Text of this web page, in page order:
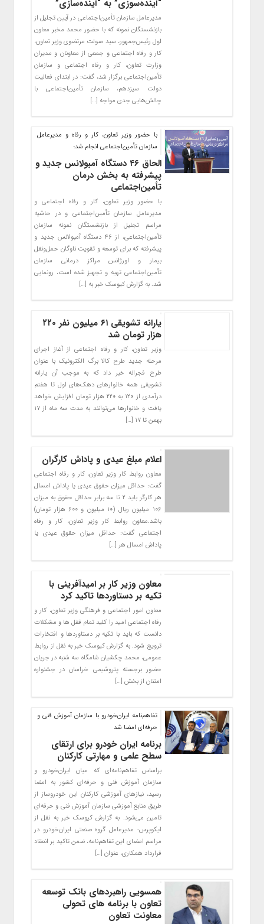
“آینده‌سوزی” به “آینده‌سازی”
مدیرعامل سازمان تأمین‌اجتماعی در آیین تجلیل از
بازنشستگان نمونه که با حضور محمد مخبر معاون
اول رئیس‌جمهور، سید صولت مرتضوی وزیر تعاون،
کار و رفاه اجتماعی و جمعی از معاونان و مدیران
وزارت تعاون، کار و رفاه اجتماعی و سازمان
تأمین‌اجتماعی برگزار شد، گفت: در ابتدای فعالیت
دولت سیزدهم، سازمان تأمین‌اجتماعی با
چالش‌هایی جدی مواجه […]
با حضور وزیر تعاون، کار و رفاه و مدیرعامل
سازمان تأمین‌اجتماعی انجام شد؛
‌الحاق ۴۶ دستگاه آمبولانس جدید و
پیشرفته به بخش درمان
تأمین‌اجتماعی
با حضور وزیر تعاون، کار و رفاه اجتماعی و
مدیرعامل سازمان تأمین‌اجتماعی و در حاشیه
مراسم تجلیل از بازنشستگان نمونه سازمان
تأمین‌اجتماعی، از ۴۶ دستگاه آمبولانس جدید و
پیشرفته که برای توسعه و تقویت ناوگان حمل‌ونقل
بیمار و اورژانس مراکز درمانی سازمان
تأمین‌اجتماعی تهیه و تجهیز شده است، رونمایی
شد. به گزارش کیوسک خبر به […]
یارانه تشویقی ۶۱ میلیون نفر ۲۲۰
هزار تومان شد
وزیر تعاون، کار و رفاه اجتماعی از آغاز اجرای
مرحله جدید طرح کالا برگ الکترونیک با عنوان
طرح فجرانه خبر داد که به موجب آن یارانه
تشویقی همه خانوارهای دهک‌های اول تا هفتم
درآمدی از ۱۲۰ به ۲۲۰ هزار تومان افزایش خواهد
یافت و خانوارها می‌توانند به مدت سه ماه از ۱۷
بهمن تا ۱۷ […]
اعلام مبلغ عیدی و پاداش کارگران
معاون روابط کار وزیر تعاون، کار و رفاه اجتماعی
گفت: حداقل میزان حقوق عیدی یا پاداش امسال
هر کارگر باید ۲ تا سه برابر حداقل حقوق به میزان
۱۰۶ میلیون ریال (۱۰ میلیون و ۶۰۰ هزار تومان)
باشد.معاون روابط کار وزیر تعاون، کار و رفاه
اجتماعی گفت: حداقل میزان حقوق عیدی یا
پاداش امسال هر […]
معاون وزیر کار بر امیدآفرینی با
تکیه بر دستاوردها تاکید کرد
معاون امور اجتماعی و فرهنگی وزیر تعاون، کار و
رفاه اجتماعی امید را کلید تمام قفل ها و مشکلات
دانست که باید با تکیه بر دستاوردها و افتخارات
ترویج شود. به گزارش کیوسک خبر به نقل از روابط
عمومی، محمد چکشیان شامگاه سه شنبه در جریان
حضور برجسته پتروشیمی خراسان در جشنواره
امتنان از بخش […]
تفاهم‌نامه ایران‌خودرو با سازمان آموزش فنی و
حرفه‌ای امضا شد
برنامه ایران خودرو برای ارتقای
سطح علمی و مهارتی کارکنان
براساس تفاهم‌نامه‌ای که میان ایران‌خودرو و
سازمان آموزش فنی و حرفه‌ای کشور به امضا
رسید، نیازهای آموزشی کارکنان این خودروساز از
طریق منابع آموزشی سازمان آموزش فنی و حرفه‌ای
تامین می‌شود. به گزارش کیوسک خبر به نقل از
ایکوپرس- مدیرعامل گروه صنعتی ایران‌خودرو در
مراسم امضای این تفاهم‌نامه، ضمن تاکید بر انعقاد
قرارداد همکاری، عنوان […]
همسویی راهبردهای بانک توسعه
تعاون با برنامه های تحولی
معاونت تعاون